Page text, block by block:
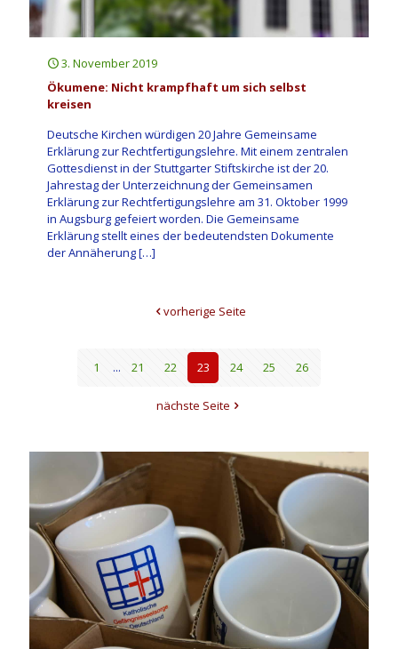
3. November 2019
Ökumene: Nicht krampfhaft um sich selbst
kreisen
Deutsche Kirchen würdigen 20 Jahre Gemeinsame
Erklärung zur Rechtfertigungslehre. Mit einem zentralen
Gottesdienst in der Stuttgarter Stiftskirche ist der 20.
Jahrestag der Unterzeichnung der Gemeinsamen
Erklärung zur Rechtfertigungslehre am 31. Oktober 1999
in Augsburg gefeiert worden. Die Gemeinsame
Erklärung stellt eines der bedeutendsten Dokumente
der Annäherung[…]
vorherige Seite
1 ... 21 22 23 24 25 26
nächste Seite